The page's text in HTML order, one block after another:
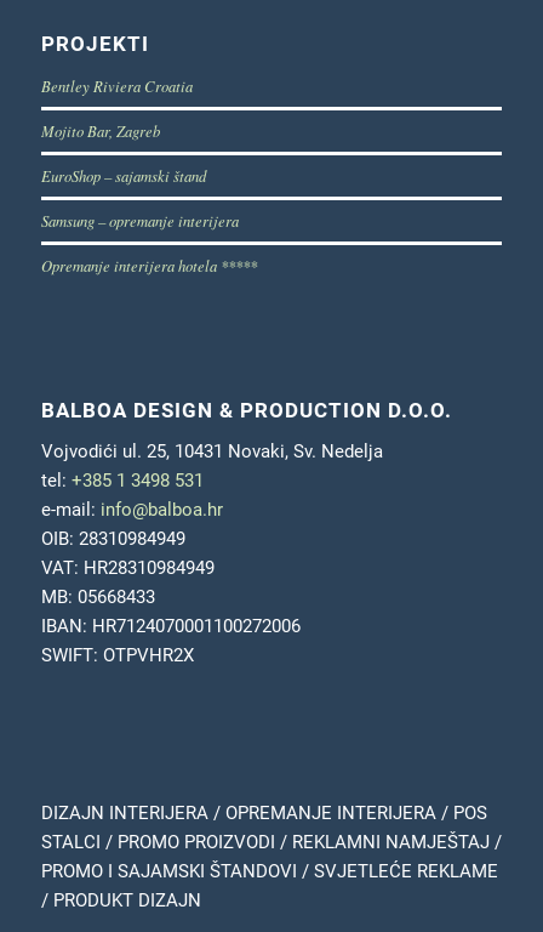
PROJEKTI
Bentley Riviera Croatia
Mojito Bar, Zagreb
EuroShop – sajamski štand
Samsung – opremanje interijera
Opremanje interijera hotela *****
BALBOA DESIGN & PRODUCTION D.O.O.
Vojvodići ul. 25, 10431 Novaki, Sv. Nedelja
tel: +385 1 3498 531
e-mail: info@balboa.hr
OIB: 28310984949
VAT: HR28310984949
MB: 05668433
IBAN: HR7124070001100272006
SWIFT: OTPVHR2X
DIZAJN INTERIJERA / OPREMANJE INTERIJERA / POS
STALCI / PROMO PROIZVODI / REKLAMNI NAMJEŠTAJ /
PROMO I SAJAMSKI ŠTANDOVI / SVJETLEĆE REKLAME
/ PRODUKT DIZAJN